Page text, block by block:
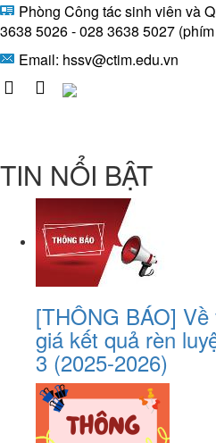
Phòng Công tác sinh viên và
3638 5026 - 028 3638 5027
Email: hssv@ctim.edu.vn
TIN NỔI BẬT
[THÔNG BÁO]
giá kết quả rèn
3 (2025-2026)